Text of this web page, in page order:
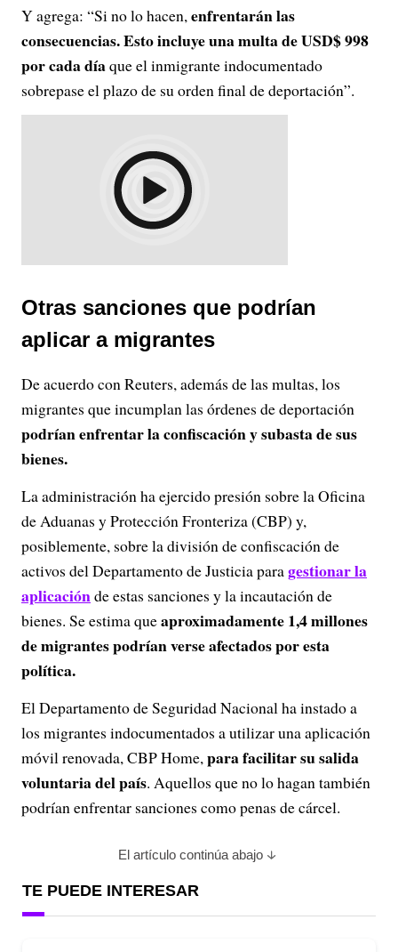
Y agrega: “Si no lo hacen,enfrentarán las
consecuencias. Esto incluye una multa de USD$ 998
por cada díaque el inmigrante indocumentado
sobrepase el plazo de su orden final de deportación”.
Otras sanciones que podrían
aplicar a migrantes
De acuerdo con Reuters, además de las multas, los
migrantes que incumplan las órdenes de deportación
podrían enfrentar la confiscación y subasta de sus
bienes.
La administración ha ejercido presión sobre la Oficina
de Aduanas y Protección Fronteriza (CBP) y,
posiblemente, sobre la división de confiscación de
activos del Departamento de Justicia paragestionar la
aplicaciónde estas sanciones y la incautación de
bienes. Se estima queaproximadamente 1,4 millones
de migrantes podrían verse afectados por esta
política.
El Departamento de Seguridad Nacional ha instado a
los migrantes indocumentados a utilizar una aplicación
móvil renovada, CBP Home,para facilitar su salida
voluntaria del país. Aquellos que no lo hagan también
podrían enfrentar sanciones como penas de cárcel. ​
El artículo continúa abajo
TE PUEDE INTERESAR